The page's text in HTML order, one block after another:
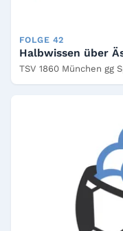
FOLGE 42
Halbwissen über
TSV 1860 München gg